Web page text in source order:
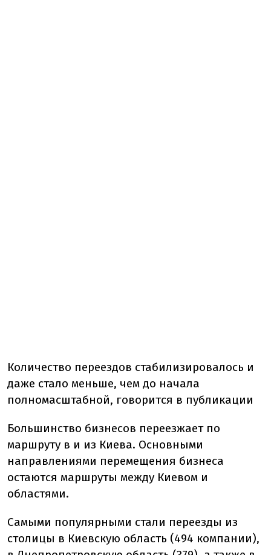
Количество переездов стабилизировалось и
даже стало меньше, чем до начала
полномасштабной, говорится в публикации
Большинство бизнесов переезжает по
маршруту в и из Киева. Основными
направлениями перемещения бизнеса
остаются маршруты между Киевом и
областями.
Самыми популярными стали переезды из
столицы в Киевскую область (494 компании),